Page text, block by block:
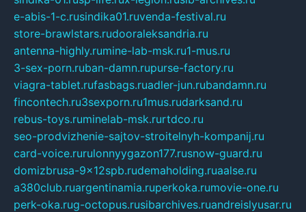
e-abis-1-c.rusindika01.ruvenda-festival.ru
store-brawlstars.rudooraleksandria.ru
antenna-highly.rumine-lab-msk.ru1-mus.ru
3-sex-porn.ruban-damn.rupurse-factory.ru
viagra-tablet.rufasbags.ruadler-jun.rubandamn.ru
fincontech.ru3sexporn.ru1mus.rudarksand.ru
rebus-toys.ruminelab-msk.rurtdco.ru
seo-prodvizhenie-sajtov-stroitelnyh-kompanij.ru
card-voice.rurulonnyygazon177.rusnow-guard.ru
domizbrusa-9x12spb.rudemaholding.ruaalse.ru
a380club.ruargentinamia.ruperkoka.rumovie-one.ru
perk-oka.rug-octopus.rusibarchives.ruandreislyusar.ru